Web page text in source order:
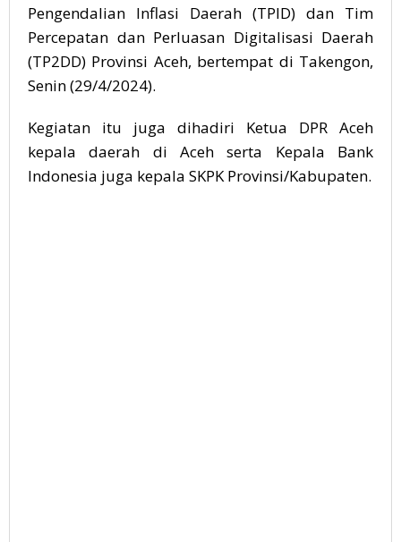
Pengendalian Inflasi Daerah (TPID) dan Tim
Percepatan dan Perluasan Digitalisasi Daerah
(TP2DD) Provinsi Aceh, bertempat di Takengon,
Senin (29/4/2024).
Kegiatan itu juga dihadiri Ketua DPR Aceh
kepala daerah di Aceh serta Kepala Bank
Indonesia juga kepala SKPK Provinsi/Kabupaten.